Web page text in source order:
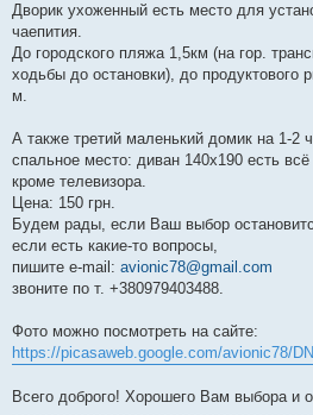
Дворик ухоженный есть место для
чаепития.
До городского пляжа 1,5км (на гор.
ходьбы до остановки), до продуктового
м.
А также третий маленький домик на 1-2
спальное место: диван 140х190 есть
кроме телевизора.
Цена: 150 грн.
Будем рады, если Ваш выбор
если есть какие-то вопросы,
пишите e-mail: avionic78@gmail.com
звоните по т. +380979403488.
Фото можно посмотреть на сайте:
https://picasaweb.google.com/avionic78/
Всего доброго! Хорошего Вам выбора и